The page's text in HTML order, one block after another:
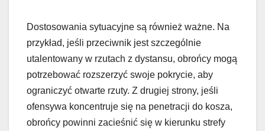
Dostosowania sytuacyjne są również ważne. Na
przykład, jeśli przeciwnik jest szczególnie
utalentowany w rzutach z dystansu, obrońcy mogą
potrzebować rozszerzyć swoje pokrycie, aby
ograniczyć otwarte rzuty. Z drugiej strony, jeśli
ofensywa koncentruje się na penetracji do kosza,
obrońcy powinni zacieśnić się w kierunku strefy